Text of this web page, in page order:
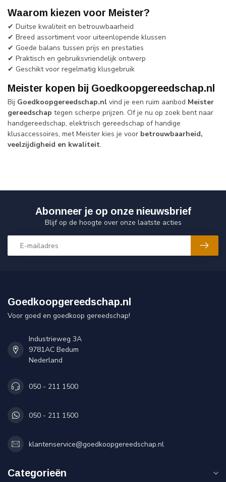
Waarom kiezen voor Meister?
✔ Duitse kwaliteit en betrouwbaarheid
✔ Breed assortiment voor uiteenlopende klussen
✔ Goede balans tussen prijs en prestaties
✔ Praktisch en gebruiksvriendelijk ontwerp
✔ Geschikt voor regelmatig klusgebruik
Meister kopen bij Goedkoopgereedschap.nl
Bij Goedkoopgereedschap.nl vind je een ruim aanbod Meister
gereedschap tegen scherpe prijzen. Of je nu op zoek bent naar
handgereedschap, elektrisch gereedschap of handige
klusaccessoires, met Meister kies je voor betrouwbaarheid,
veelzijdigheid en kwaliteit.
Abonneer je op onze nieuwsbrief
Blijf op de hoogte over onze laatste acties
Goedkoopgereedschap.nl
Voor goed en goedkoop gereedschap!
Industrieweg 3A
9781AC Bedum
Nederland
050 - 211 1500
050 - 211 1500
klantenservice@goedkoopgereedschap.nl
Categorieën